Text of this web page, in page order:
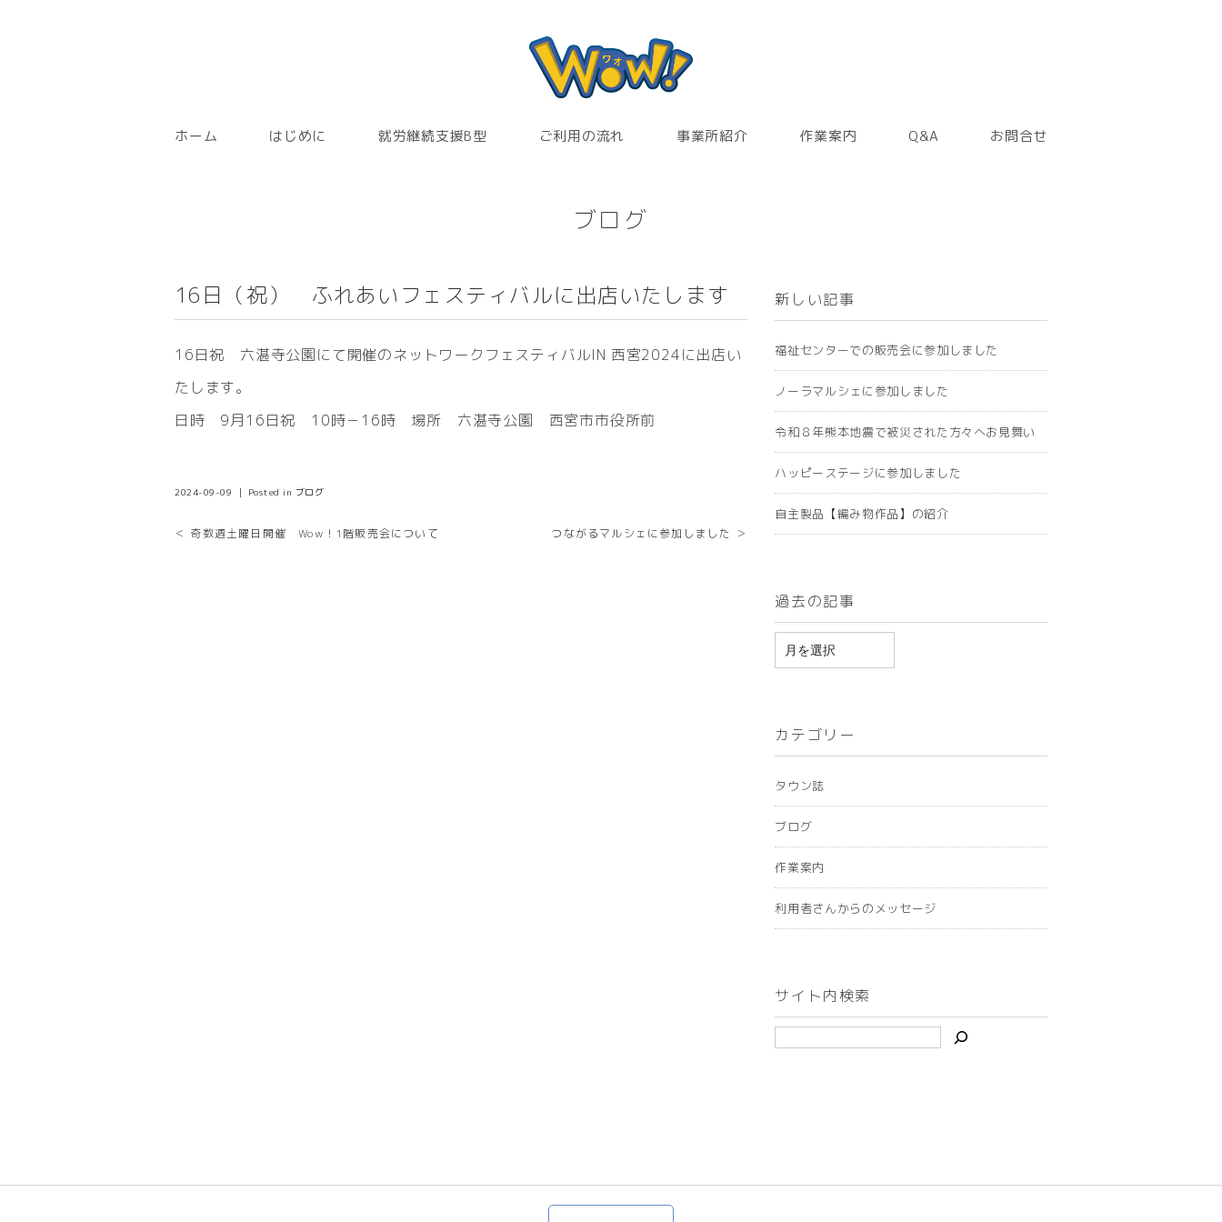
ホーム はじめに 就労継続支援B型 ご利用の流れ 事業所紹介 作業案内 Q&A お問合せ
ブログ
16日（祝） ふれあいフェスティバルに出店いたします
16日祝 六湛寺公園にて開催のネットワークフェスティバルIN 西宮2024に出店い
たします。
日時 9月16日祝 10時－16時 場所 六湛寺公園 西宮市市役所前
2024-09-09 ｜ Posted in ブログ
＜ 奇数週土曜日開催 Wow！1階販売会について つながるマルシェに参加しました ＞
新しい記事
福祉センターでの販売会に参加しました
ノーラマルシェに参加しました
令和８年熊本地震で被災された方々へお見舞い
ハッピーステージに参加しました
自主製品【編み物作品】の紹介
過去の記事
ア
イ
ブ
カテゴリー
タウン誌
ブログ
作業案内
利用者さんからのメッセージ
サイト内検索